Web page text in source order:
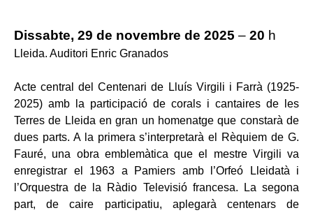
Dissabte, 29 de novembre de 2025 – 20 h
Lleida. Auditori Enric Granados
Acte central del Centenari de Lluís Virgili i Farrà (1925-
2025) amb la participació de corals i cantaires de les
Terres de Lleida en gran un homenatge que constarà de
dues parts. A la primera s’interpretarà el Rèquiem de G.
Fauré, una obra emblemàtica que el mestre Virgili va
enregistrar el 1963 a Pamiers amb l’Orfeó Lleidatà i
l’Orquestra de la Ràdio Televisió francesa. La segona
part, de caire participatiu, aplegarà centenars de